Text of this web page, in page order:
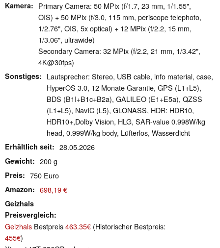
Kamera
Primary Camera: 50 MPix (f/1.7, 23 mm, 1/1.55",
OIS) + 50 MPix (f/3.0, 115 mm, periscope telephoto,
1/2.76", OIS, 5x optical) + 12 MPix (f/2.2, 15 mm,
1/3.06", ultrawide)
Secondary Camera: 32 MPix (f/2.2, 21 mm, 1/3.42",
4K@30fps)
Sonstiges
Lautsprecher: Stereo, USB cable, info material, case,
HyperOS 3.0, 12 Monate Garantie, GPS (L1+L5),
BDS (B1I+B1c+B2a), GALILEO (E1+E5a), QZSS
(L1+L5), NavIC (L5), GLONASS, HDR: HDR10,
HDR10+,Dolby Vision, HLG, SAR-value 0.998W/​kg
head, 0.999W/​kg body, Lüfterlos, Wasserdicht
Erhältlich seit 28.05.2026
Gewicht 200 g
Preis 750 Euro
Amazon 698,19 €
Geizhals
Preisvergleich
Geizhals Bestpreis463.35€ (Historischer Bestpreis:
455€)